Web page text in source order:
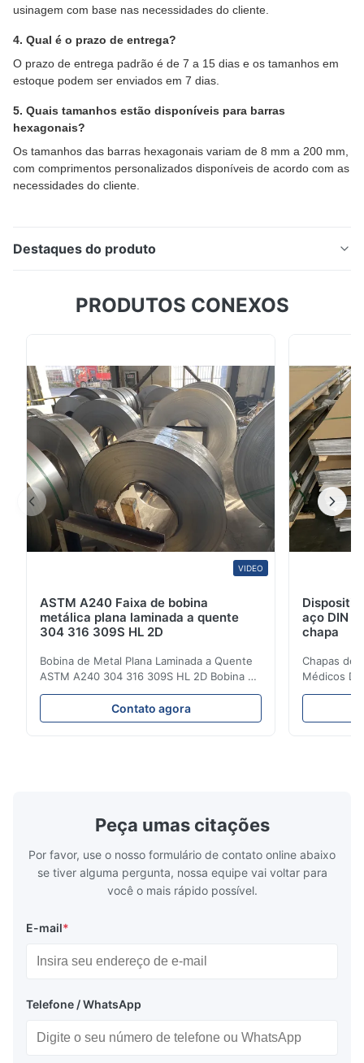
usinagem com base nas necessidades do cliente.
4. Qual é o prazo de entrega?
O prazo de entrega padrão é de 7 a 15 dias e os tamanhos em
estoque podem ser enviados em 7 dias.
5. Quais tamanhos estão disponíveis para barras
hexagonais?
Os tamanhos das barras hexagonais variam de 8 mm a 200 mm,
com comprimentos personalizados disponíveis de acordo com as
necessidades do cliente.
Destaques do produto
hexagonal Barra hexagonal de aço inoxidável de alto
processamento químico. Visão geral do produto A
barra hexagonal de aço inoxidável 304 e 316L (haste
PRODUTOS CONEXOS
VIDEO
ASTM A240 Faixa de bobina
metálica plana laminada a quente
304 316 309S HL 2D
Bobina de Metal Plana Laminada a Quente
ASTM A240 304 316 309S HL 2D Bobina de
Aço Inoxidável Laminada a Quente/Frio 304
316 309S 310 310S 316L 321 ASTM A240
Especificações do Produto Nome do
Contato agora
aço DIN
chapa
Chapas de
Médicos
Chapa Ss
Laminadas
Peça umas citações
Por favor, use o nosso formulário de contato online abaixo
se tiver alguma pergunta, nossa equipe vai voltar para
você o mais rápido possível.
E-mail*
Telefone / WhatsApp